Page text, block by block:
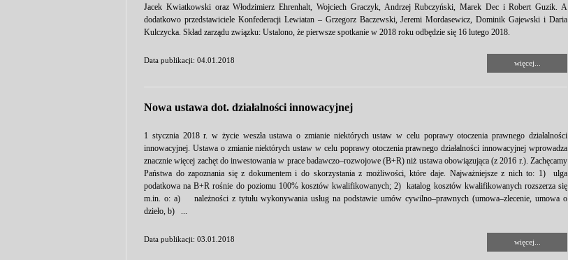
Jacek Kwiatkowski oraz Włodzimierz Ehrenhalt, Wojciech Graczyk, Andrzej Rubczyński, Marek Dec i Robert Guzik. A
dodatkowo przedstawiciele Konfederacji Lewiatan – Grzegorz Baczewski, Jeremi Mordasewicz, Dominik Gajewski i Daria
Kulczycka. Skład zarządu związku: Ustalono, że pierwsze spotkanie w 2018 roku odbędzie się 16 lutego 2018.
Data publikacji: 04.01.2018 więcej...
Nowa ustawa dot. działalności innowacyjnej
1 stycznia 2018 r. w życie weszła ustawa o zmianie niektórych ustaw w celu poprawy otoczenia prawnego działalności
innowacyjnej. Ustawa o zmianie niektórych ustaw w celu poprawy otoczenia prawnego działalności innowacyjnej wprowadza
znacznie więcej zachęt do inwestowania w prace badawczo–rozwojowe (B+R) niż ustawa obowiązująca (z 2016 r.). Zachęcamy
Państwa do zapoznania się z dokumentem i do skorzystania z możliwości, które daje. Najważniejsze z nich to: 1) ulga
podatkowa na B+R rośnie do poziomu 100% kosztów kwalifikowanych; 2) katalog kosztów kwalifikowanych rozszerza się
m.in. o: a) należności z tytułu wykonywania usług na podstawie umów cywilno–prawnych (umowa–zlecenie, umowa o
dzieło, b) ...
Data publikacji: 03.01.2018 więcej...